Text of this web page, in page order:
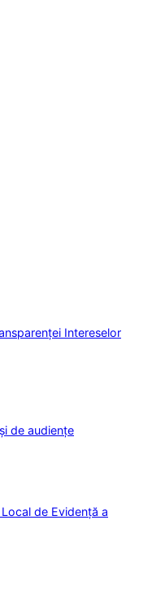
Intereselor
de audiențe
de Evidență a